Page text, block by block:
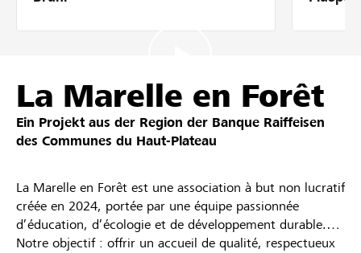
Anmelden
Registrieren
DE FR IT
La Marelle en Forêt
Ein Projekt aus der Region der Banque Raiffeisen
des Communes du Haut-Plateau
La Marelle en Forêt est une association à but non lucratif
créée en 2024, portée par une équipe passionnée
d’éducation, d’écologie et de développement durable.
Notre objectif : offrir un accueil de qualité, respectueux